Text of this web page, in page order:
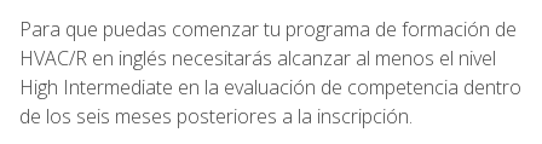
Para que puedas comenzar tu programa de formación de
HVAC/R en inglés necesitarás alcanzar al menos el nivel
High Intermediate en la evaluación de competencia dentro
de los seis meses posteriores a la inscripción.